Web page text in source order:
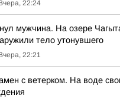
22:24
мужчина. На озере
тело утонувшего
22:21
с ветерком. На воде